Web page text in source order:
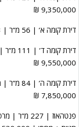
9,350,000 ₪
דירת קומה א’ | 56 מ”ר | 3 חדרים | צד | 4,350,000 ₪
9,550,000 ₪
7,850,000 ₪